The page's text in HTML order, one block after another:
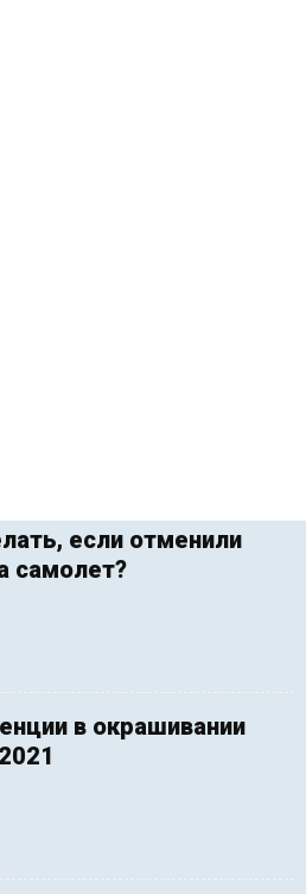
если отменили
самолет?
в окрашивании